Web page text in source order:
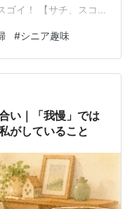
ゴイ！ 【サチ、スコ
）4 （ノーヘッド）
ー）0 サチはスラン
ウリング場】 札幌市
夫）ヤマト、70代後
#シニア趣味
い｜「我慢」では
がしていること